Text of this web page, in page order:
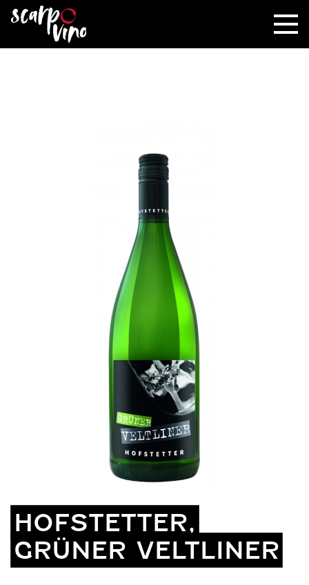
HOFSTETTER,
GRÜNER VELTLINER